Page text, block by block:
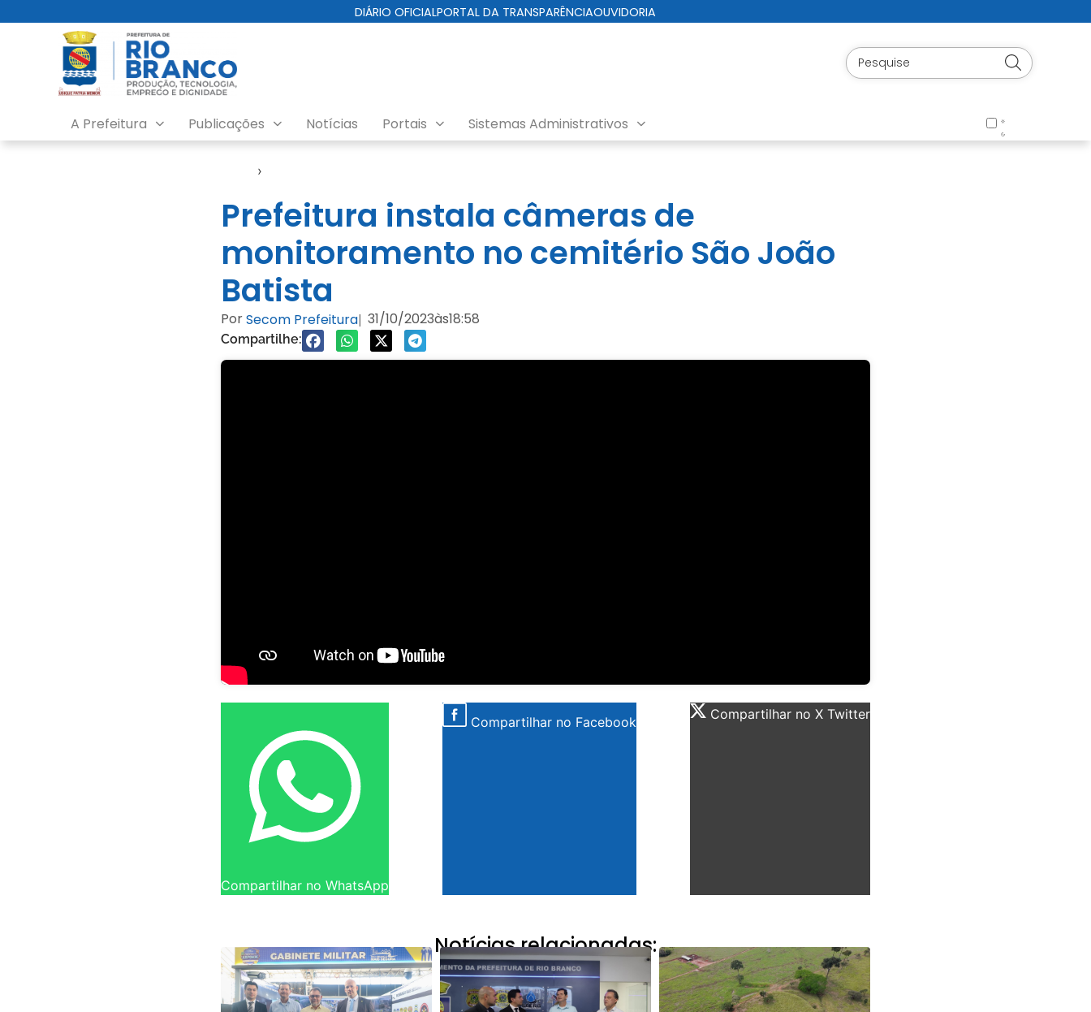
DIÁRIO OFICIALPORTAL DA TRANSPARÊNCIAOUVIDORIA
A Prefeitura Publicações Notícias Portais Sistemas Administrativos
›
Prefeitura instala câmeras de
monitoramento no cemitério São João
Batista
PorSecom Prefeitura| 31/10/2023às18:58
Compartilhe:
Compartilhar no WhatsApp
Compartilhar no Facebook Compartilhar no X Twitter
Notícias relacionadas: